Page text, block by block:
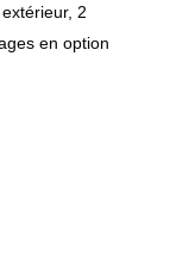
2
en option